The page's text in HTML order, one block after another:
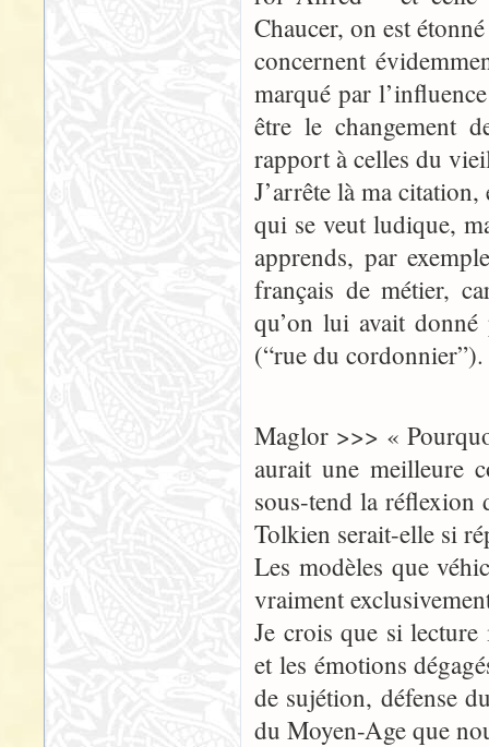
Chaucer, on est
concernent
marqué par
être le changement
rapport à celles du
J’arrête là ma
qui se veut ludique,
apprends, par
français de métier,
qu’on lui avait
(“rue du cordonnier”).
Maglor >>> «
aurait une meilleure
sous-tend la réflexion
Tolkien serait-elle si
Les modèles que
vraiment
Je crois que si
et les émotions
de sujétion, défense
du Moyen-Age que